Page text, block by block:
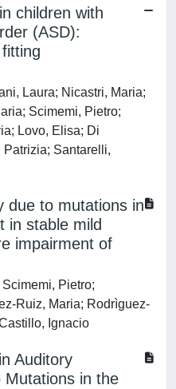
children with
(ASD):
Laura; Nicastri, Maria;
Scimemi, Pietro;
Lovo, Elisa; Di
Patrizia; Santarelli,
due to mutations in
in stable mild
impairment of
Pietro;
Ruiz, Maria; Rodrìguez-
Ignacio
Auditory
Mutations in the